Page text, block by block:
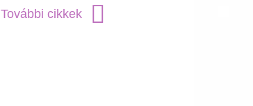
További cikkek